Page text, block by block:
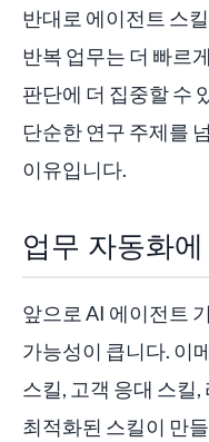
반대로 에이전트 스
반복 업무는 더 빠르
판단에 더 집중할 수
단순한 연구 주제를
이유입니다.
업무 자동화
앞으로 AI 에이전트
가능성이 큽니다. 이
스킬, 고객 응대 스킬
최적화된 스킬이 만